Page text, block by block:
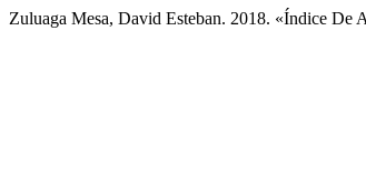
Zuluaga Mesa, David Esteban. 2018. «Índice De